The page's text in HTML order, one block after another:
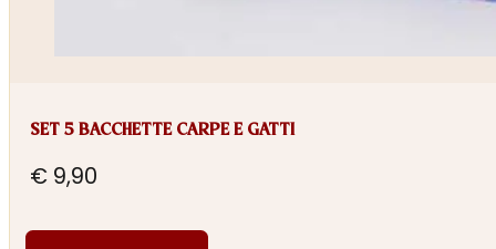
SET 5 BACCHETTE CARPE E GATTI
€ 9,90